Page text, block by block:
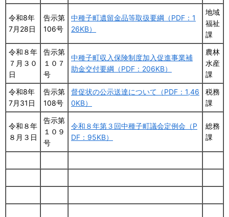
令和8年
7月28日
告示第
106号
中種子町遺留金品等取扱要綱（PDF：1
26KB）
地域
福祉
課
令和８年
７月３０
日
告示第
１０７
号
中種子町収入保険制度加入促進事業補
助金交付要綱（PDF：206KB）
農林
水産
課
令和8年
7月31日
告示第
108号
督促状の公示送達について（PDF：1,46
0KB）
税務
課
令和８年
８月３日
告示第
１０９
号
令和８年第３回中種子町議会定例会（P
DF：95KB）
総務
課